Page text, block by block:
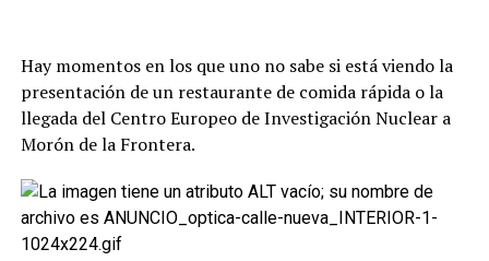
Hay momentos en los que uno no sabe si está viendo la
presentación de un restaurante de comida rápida o la
llegada del Centro Europeo de Investigación Nuclear a
Morón de la Frontera.